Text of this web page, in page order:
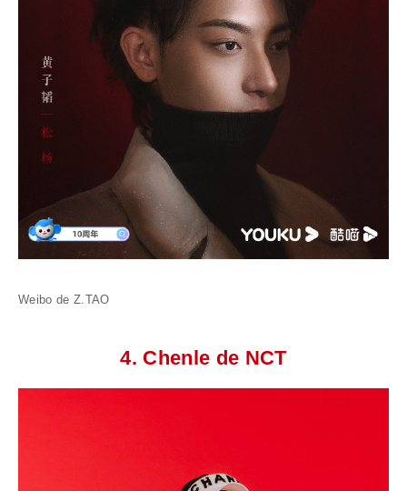
Weibo de Z.TAO
4. Chenle de NCT